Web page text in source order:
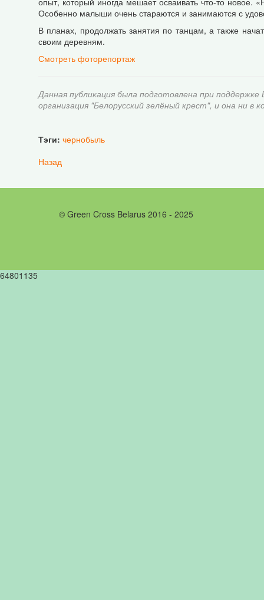
Особенно малыши очень стараются и занимаются с
В планах, продолжать занятия по танцам, а также
своим деревням.
Смотреть фоторепортаж
Данная публикация была подготовлена при
организация "Белорусский зелёный крест", и она ни
Тэги: чернобыль
Назад
© Green Cross Belarus 2016 - 2025
64801135